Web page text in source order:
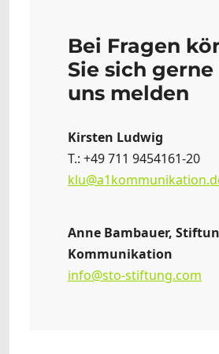
Bei Fragen
Sie sich gerne
uns melden
Kirsten Ludwig
T.: +49 711 9454161-20
Anne Bambauer,
Kommunikation
info@sto-stiftung.com